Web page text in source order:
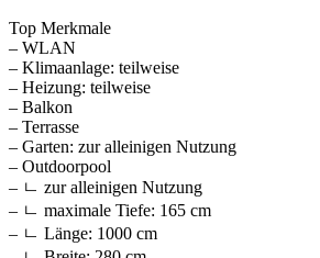
Top Merkmale
– WLAN
– Klimaanlage: teilweise
– Heizung: teilweise
– Balkon
– Terrasse
– Garten: zur alleinigen Nutzung
– Outdoorpool
– ㄴ zur alleinigen Nutzung
– ㄴ maximale Tiefe: 165 cm
– ㄴ Länge: 1000 cm